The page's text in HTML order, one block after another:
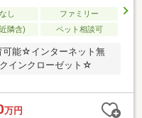
し
ファミリー
隣含) ペット相談可
能☆インターネット無
インクローゼット☆
万円